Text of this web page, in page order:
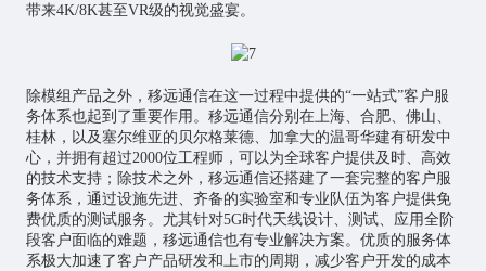
带来4K/8K甚至VR级的视觉盛宴。
除模组产品之外，移远通信在这一过程中提供的“一站式”客户服
务体系也起到了重要作用。移远通信分别在上海、合肥、佛山、
桂林，以及塞尔维亚的贝尔格莱德、加拿大的温哥华建有研发中
心，并拥有超过2000位工程师，可以为全球客户提供及时、高效
的技术支持；除技术之外，移远通信还搭建了一套完整的客户服
务体系，通过设施先进、齐备的实验室和专业队伍为客户提供免
费优质的测试服务。尤其针对5G时代天线设计、测试、应用全阶
段客户面临的难题，移远通信也有专业解决方案。优质的服务体
系极大加速了客户产品研发和上市的周期，减少客户开发的成本